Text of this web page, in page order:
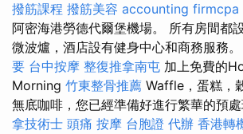
撥筋課程 撥筋美容 accounting firmcpa
阿密海港勞德代爾堡機場。 所有房間都
微波爐，酒店設有健身中心和商務服務。
要 台中按摩 整復推拿南屯 加上免費的
Morning 竹東整骨推薦 Waffle，蛋糕，
無底咖啡，您已經準備好進行繁華的預處
拿技術士 頭痛 按摩 台胞證 代辦 香港轉